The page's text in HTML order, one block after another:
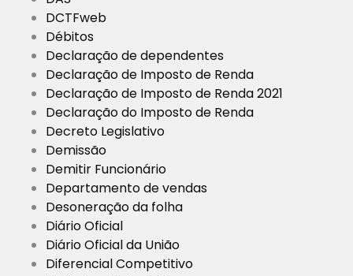
DCTFweb
Débitos
Declaração de dependentes
Declaração de Imposto de Renda
Declaração de Imposto de Renda 2021
Declaração do Imposto de Renda
Decreto Legislativo
Demissão
Demitir Funcionário
Departamento de vendas
Desoneração da folha
Diário Oficial
Diário Oficial da União
Diferencial Competitivo